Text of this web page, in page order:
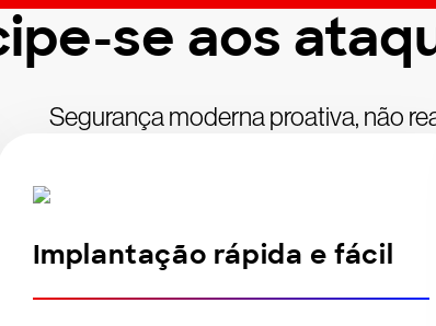
se aos
Segurança moderna proativa, não
Implantação rápida e fácil